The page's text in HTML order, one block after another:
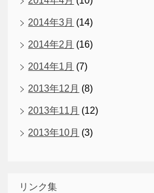
2014年3月 (14)
2014年2月 (16)
2014年1月 (7)
2013年12月 (8)
2013年11月 (12)
2013年10月 (3)
リンク集